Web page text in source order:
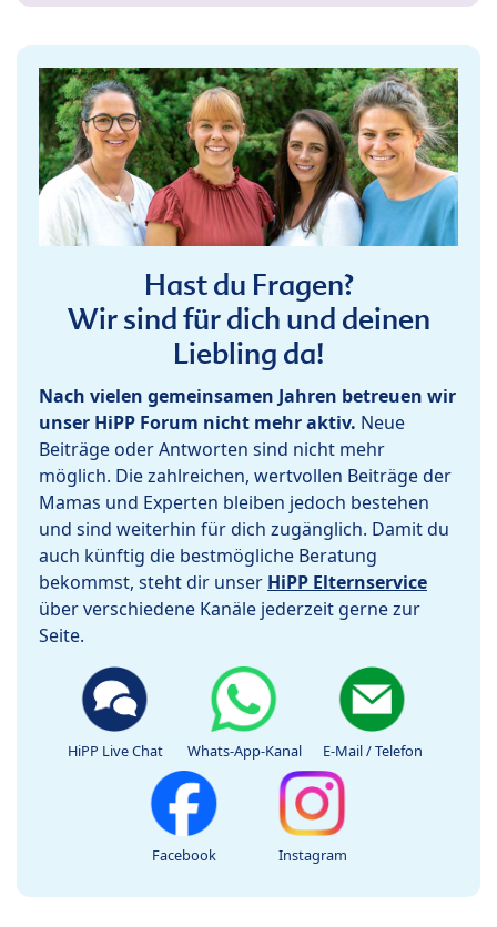
Hast du Fragen?
Wir sind für dich und deinen
Liebling da!
Nach vielen gemeinsamen Jahren betreuen wir
unser HiPP Forum nicht mehr aktiv. Neue
Beiträge oder Antworten sind nicht mehr
möglich. Die zahlreichen, wertvollen Beiträge der
Mamas und Experten bleiben jedoch bestehen
und sind weiterhin für dich zugänglich. Damit du
auch künftig die bestmögliche Beratung
bekommst, steht dir unser HiPP Elternservice
über verschiedene Kanäle jederzeit gerne zur
Seite.
HiPP Live Chat Whats-App-Kanal E-Mail / Telefon
Facebook Instagram